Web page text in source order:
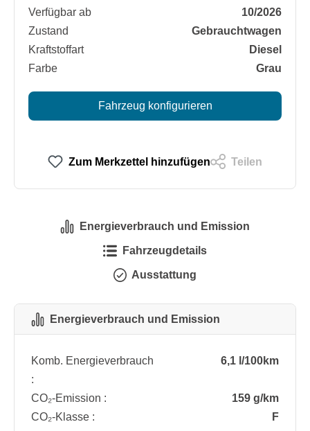
Verfügbar ab
10/2026
Zustand
Gebrauchtwagen
Kraftstoffart
Diesel
Farbe
Grau
Fahrzeug konfigurieren
Zum Merkzettel hinzufügen Teilen
Energieverbrauch und Emission
Fahrzeugdetails
Ausstattung
Energieverbrauch und Emission
Komb. Energieverbrauch
:
6,1 l/100km
CO₂-Emission :
159 g/km
CO₂-Klasse :
F